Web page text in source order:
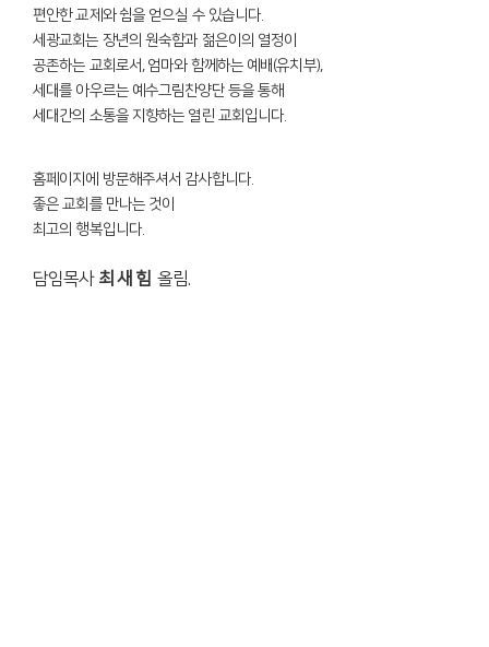
편안한 교제와 쉼을 얻으실 수 있습니다.
세광교회는 장년의 원숙함과 젊은이의 열정이
공존하는 교회로서,엄마와 함께하는 예배(유치부),
세대를 아우르는 예수그림찬양단 등을 통해
세대간의 소통을 지향하는 열린 교회입니다.
홈페이지에 방문해주셔서 감사합니다.
좋은 교회를 만나는 것이
최고의 행복입니다.
담임목사 최 새 힘올림.